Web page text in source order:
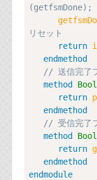
(getfsmDone);
リセット
return
endmethod
// 送信完了
method
Bool
return
endmethod
// 受信完了
method
Bool
return
endmethod
endmodule